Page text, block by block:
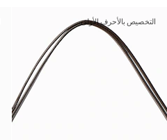
التخصيص بالأحرف الأولى